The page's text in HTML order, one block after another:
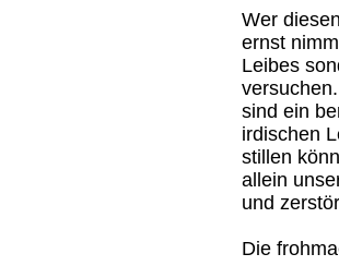
Wer
ernst
Leibes
sind ein
irdischen
stillen
allein
und
Die